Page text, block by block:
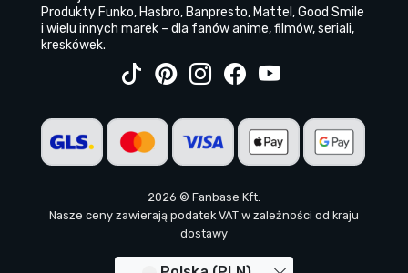
Produkty Funko, Hasbro, Banpresto, Mattel, Good Smile
i wielu innych marek – dla fanów anime, filmów, seriali,
kreskówek.
2026 © Fanbase Kft.
Nasze ceny zawierają podatek VAT w zależności od kraju
dostawy